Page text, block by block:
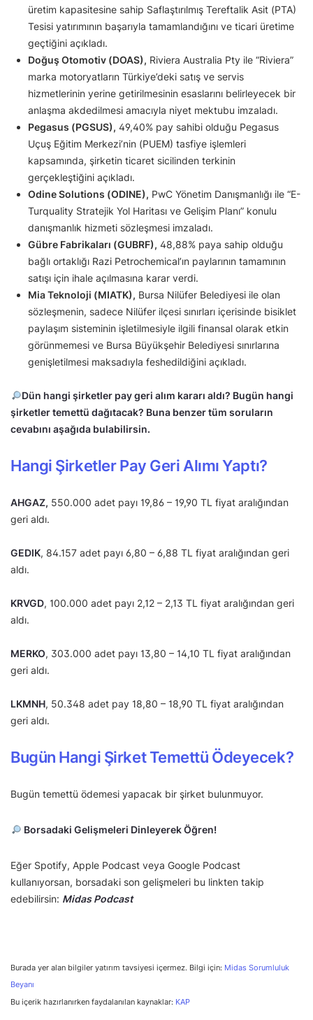
üretim kapasitesine sahip Saflaştırılmış Tereftalik Asit (PTA)
Tesisi yatırımının başarıyla tamamlandığını ve ticari üretime
geçtiğini açıkladı.
Doğuş Otomotiv (DOAS), Riviera Australia Pty ile “Riviera”
marka motoryatların Türkiye’deki satış ve servis
hizmetlerinin yerine getirilmesinin esaslarını belirleyecek bir
anlaşma akdedilmesi amacıyla niyet mektubu imzaladı.
Pegasus (PGSUS), 49,40% pay sahibi olduğu Pegasus
Uçuş Eğitim Merkezi’nin (PUEM) tasfiye işlemleri
kapsamında, şirketin ticaret sicilinden terkinin
gerçekleştiğini açıkladı.
Odine Solutions (ODINE), PwC Yönetim Danışmanlığı ile “E-
Turquality Stratejik Yol Haritası ve Gelişim Planı” konulu
danışmanlık hizmeti sözleşmesi imzaladı.
Gübre Fabrikaları (GUBRF), 48,88% paya sahip olduğu
bağlı ortaklığı Razi Petrochemical’ın paylarının tamamının
satışı için ihale açılmasına karar verdi.
Mia Teknoloji (MIATK), Bursa Nilüfer Belediyesi ile olan
sözleşmenin, sadece Nilüfer ilçesi sınırları içerisinde bisiklet
paylaşım sisteminin işletilmesiyle ilgili finansal olarak etkin
görünmemesi ve Bursa Büyükşehir Belediyesi sınırlarına
genişletilmesi maksadıyla feshedildiğini açıkladı.
Dün hangi şirketler pay geri alım kararı aldı? Bugün hangi
şirketler temettü dağıtacak? Buna benzer tüm soruların
cevabını aşağıda bulabilirsin.
Hangi Şirketler Pay Geri Alımı Yaptı?
AHGAZ, 550.000 adet payı 19,86 – 19,90 TL fiyat aralığından
geri aldı.
GEDIK, 84.157 adet payı 6,80 – 6,88 TL fiyat aralığından geri
aldı.
KRVGD, 100.000 adet payı 2,12 – 2,13 TL fiyat aralığından geri
aldı.
MERKO, 303.000 adet payı 13,80 – 14,10 TL fiyat aralığından
geri aldı.
LKMNH, 50.348 adet pay 18,80 – 18,90 TL fiyat aralığından
geri aldı.
Bugün Hangi Şirket Temettü Ödeyecek?
Bugün temettü ödemesi yapacak bir şirket bulunmuyor.
Borsadaki Gelişmeleri Dinleyerek Öğren!
Eğer Spotify, Apple Podcast veya Google Podcast
kullanıyorsan, borsadaki son gelişmeleri bu linkten takip
edebilirsin: Midas Podcast
Burada yer alan bilgiler yatırım tavsiyesi içermez. Bilgi için: Midas Sorumluluk
Beyanı
Bu içerik hazırlanırken faydalanılan kaynaklar: KAP